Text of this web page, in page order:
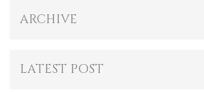
ARCHIVE
LATEST POST